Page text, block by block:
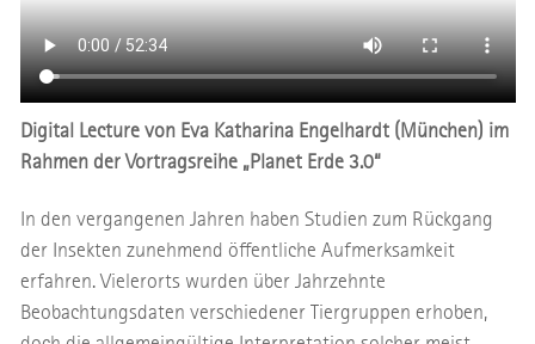
Digital Lecture von Eva Katharina Engelhardt (München) im
Rahmen der Vortragsreihe „Planet Erde 3.0“
In den vergangenen Jahren haben Studien zum Rückgang
der Insekten zunehmend öffentliche Aufmerksamkeit
erfahren. Vielerorts wurden über Jahrzehnte
Beobachtungsdaten verschiedener Tiergruppen erhoben,